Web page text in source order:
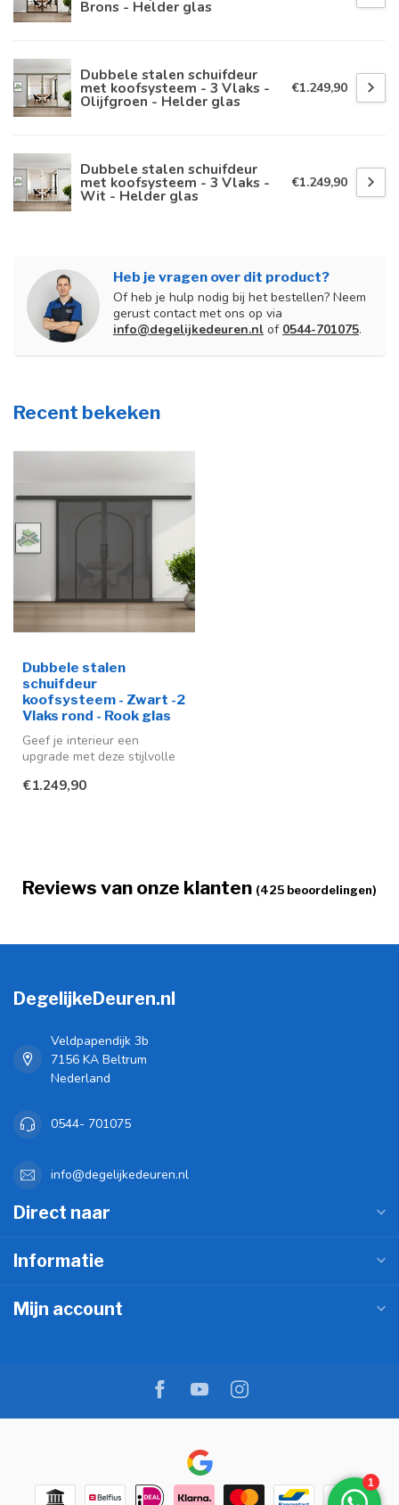
Brons - Helder glas
Dubbele stalen schuifdeur
met koofsysteem - 3 Vlaks -
Olijfgroen - Helder glas
€1.249,90
Dubbele stalen schuifdeur
met koofsysteem - 3 Vlaks -
Wit - Helder glas
€1.249,90
Heb je vragen over dit product?
Of heb je hulp nodig bij het bestellen? Neem
gerust contact met ons op via
info@degelijkedeuren.nl of 0544-701075.
Recent bekeken
Dubbele stalen
schuifdeur
koofsysteem - Zwart -2
Vlaks rond - Rook glas
Geef je interieur een
upgrade met deze stijlvolle
matzwar...
€1.249,90
Reviews van onze klanten (425 beoordelingen)
DegelijkeDeuren.nl
Veldpapendijk 3b
7156 KA Beltrum
Nederland
0544- 701075
info@degelijkedeuren.nl
Direct naar
Informatie
Mijn account